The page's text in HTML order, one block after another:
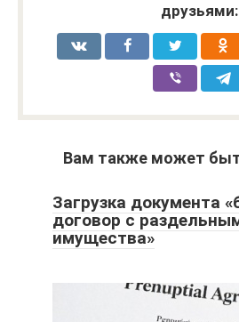
друзьями:
Вам также может
Загрузка документа
договор с
имущества»